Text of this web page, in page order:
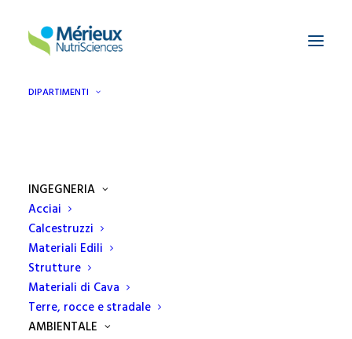
DIPARTIMENTI
INGEGNERIA
Acciai
Calcestruzzi
Materiali Edili
Strutture
Materiali di Cava
Terre, rocce e stradale
AMBIENTALE
EcamRicert